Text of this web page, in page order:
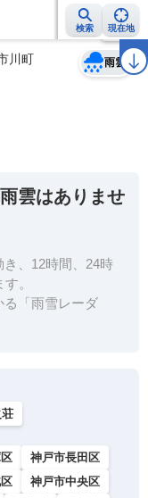
検索 現在地
注意報 2週間天気 ラ
川町 雨雲
天気 台風
雲はありませ
き、12時間、24時
。
る「雨雪レーダ
神戸市長田区
神戸市中央区